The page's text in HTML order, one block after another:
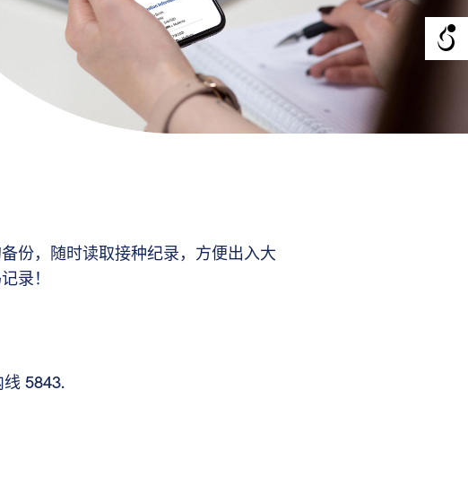
份，随时读取接种纪录，方便出入大
录！
5843.